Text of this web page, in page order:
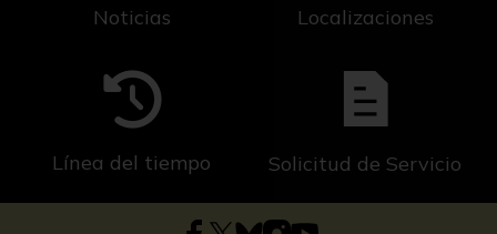
Noticias Localizaciones
Línea del tiempo Solicitud de Servicio